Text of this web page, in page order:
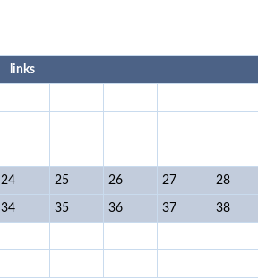
links
24 25 26 27 28
34 35 36 37 38